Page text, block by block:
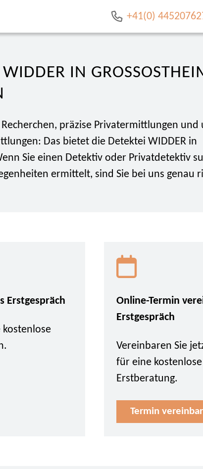
+41(0)
IN
präzise Privatermittlungen und
Das bietet die Detektei WIDDER in
Sie einen Detektiv oder Privatdetektiv
ermittelt, sind Sie bei uns genau
Erstgespräch
kostenlose
Online-Termin
Erstgespräch
Vereinbaren Sie
für eine
Erstberatung.
Termin